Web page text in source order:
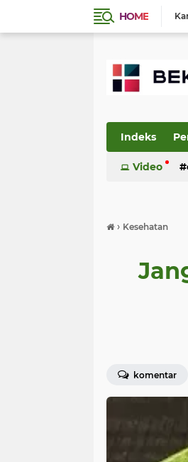
HOME
Indeks
Video
› Kesehatan
komentar